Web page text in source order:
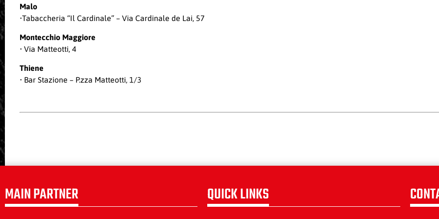
Malo
•Tabaccheria “Il Cardinale” – Via Cardinale de Lai, 57
Montecchio Maggiore
• Via Matteotti, 4
Thiene
• Bar Stazione – P.zza Matteotti, 1/3
MAIN PARTNER QUICK LINKS